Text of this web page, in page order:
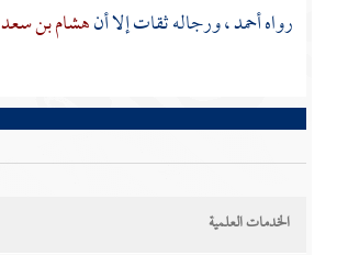
رواهأحمد، ورجاله ثقات إلا أنهشام بن سعد
الخدمات العلمية